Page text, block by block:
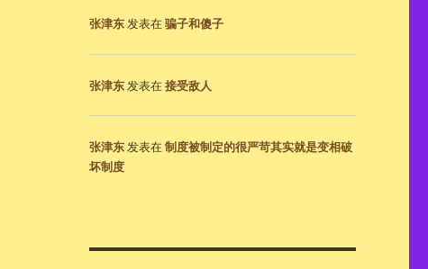
张津东发表在骗子和傻子
张津东发表在接受敌人
张津东发表在制度被制定的很严苛其实就是变相破
坏制度